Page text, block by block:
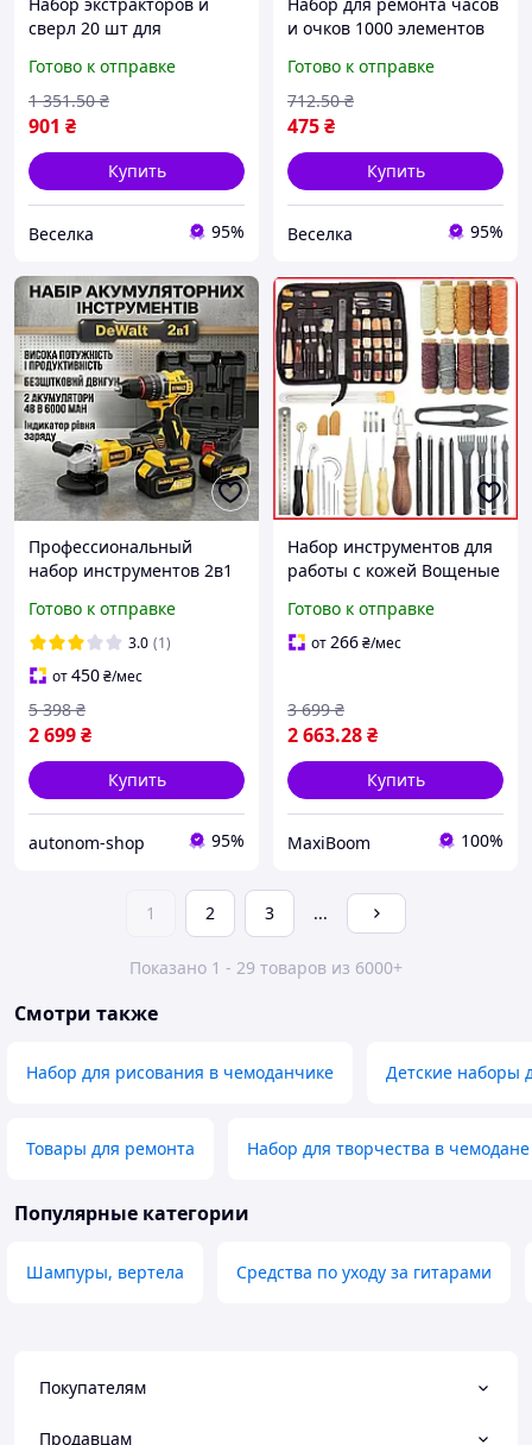
сверл 20 шт для
болтов из CrMo стали в
кейсе FLAME
Готово к отправке
901 ₴
1 351.50 ₴
Купить
Веселка 95%
и очков 1000 элементов
отверткой в кейсе FLAME
Готово к отправке
475₴
712.50 ₴
Купить
Веселка 95%
Профессиональный
набор инструментов 2в1
Аккумуляторная болгарка
и дрель-шуруповерт с
кейсом для мастеров, 2
АКБ
Готово к отправке
3.0 (1)
от450₴/мес
2 699₴
5 398 ₴
Купить
autonom-shop 95%
Набор инструментов для
работы с кожей Вощеные
Набор инструментов с
вощеными нитями в
Готово к отправке
от266₴/мес
2 663.28₴
3 699 ₴
Купить
MaxiBoom 100%
1 2 3 ...
Показано 1 - 29 товаров из 6000+
Смотри также
Набор для рисования в чемоданчике Детские наборы
Товары для ремонта Набор для творчества в чемодане
Популярные категории
Шампуры, вертела Средства по уходу за гитарами
Покупателям
Продавцам